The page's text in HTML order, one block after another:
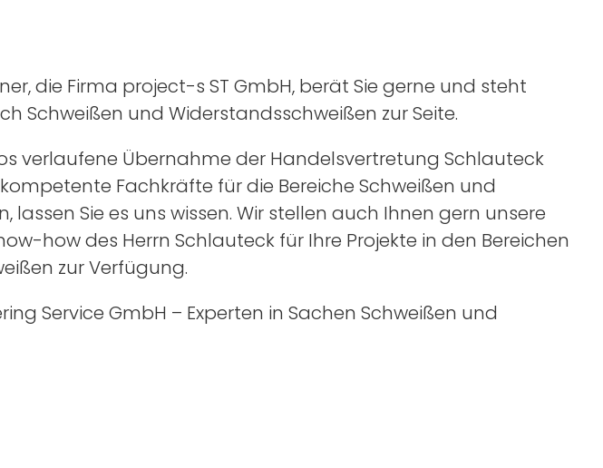
die Firma project-s ST GmbH, berät Sie gerne und steht
Schweißen und Widerstandsschweißen zur Seite.
verlaufene Übernahme der Handelsvertretung Schlauteck
Fachkräfte für die Bereiche Schweißen und
Sie es uns wissen. Wir stellen auch Ihnen gern unsere
how des Herrn Schlauteck für Ihre Projekte in den Bereichen
zur Verfügung.
Service GmbH – Experten in Sachen Schweißen und